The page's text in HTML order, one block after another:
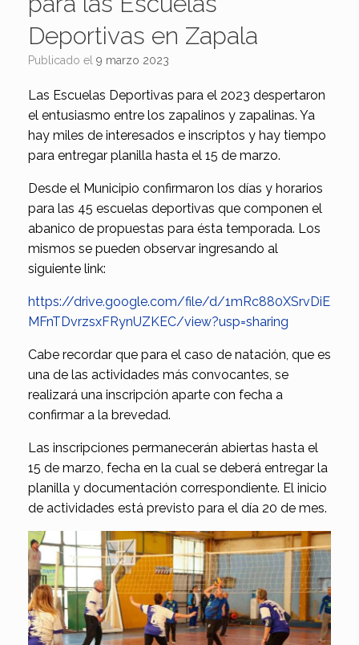
Deportivas en Zapala
Publicado el 9 marzo 2023
Las Escuelas Deportivas para el 2023 despertaron
el entusiasmo entre los zapalinos y zapalinas. Ya
hay miles de interesados e inscriptos y hay tiempo
para entregar planilla hasta el 15 de marzo.
Desde el Municipio confirmaron los días y horarios
para las 45 escuelas deportivas que componen el
abanico de propuestas para ésta temporada. Los
mismos se pueden observar ingresando al
siguiente link:
https://drive.google.com/file/d/1mRc880XSrvDiE
MFnTDvrzsxFRynUZKEC/view?usp=sharing
Cabe recordar que para el caso de natación, que es
una de las actividades más convocantes, se
realizará una inscripción aparte con fecha a
confirmar a la brevedad.
Las inscripciones permanecerán abiertas hasta el
15 de marzo, fecha en la cual se deberá entregar la
planilla y documentación correspondiente. El inicio
de actividades está previsto para el día 20 de mes.